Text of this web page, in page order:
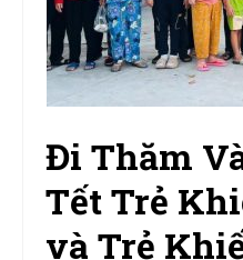
Đi Thăm
Tết Trẻ
và Trẻ